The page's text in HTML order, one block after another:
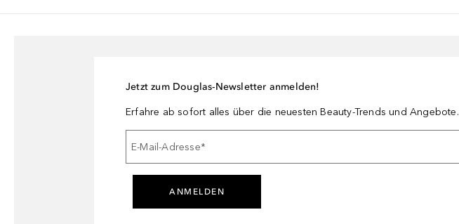
Jetzt zum Douglas-Newsletter anmelden!
Erfahre ab sofort alles über die neuesten Beauty-Trends und Angebote.
E-Mail-Adresse*
ANMELDEN